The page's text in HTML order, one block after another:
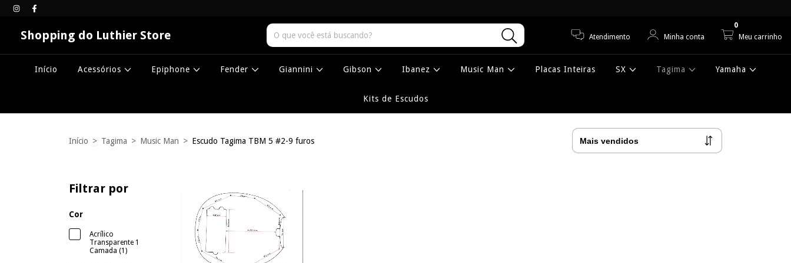
Shopping do Luthier Store Atendimento Minha conta Meu carrinho
0
Início Acessórios Epiphone Fender Giannini Gibson Ibanez Music Man Placas Inteiras SX Tagima Yamaha
Kits de Escudos
Início > Tagima > Music Man > Escudo Tagima TBM 5 #2-9 furos
Filtrar por
Cor
Acrílico
Transparente 1
Camada (1)